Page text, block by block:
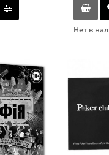
Нет в
Возраст
Картон